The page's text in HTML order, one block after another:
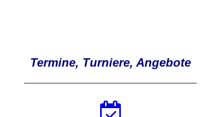
Termine, Turniere, Angebote